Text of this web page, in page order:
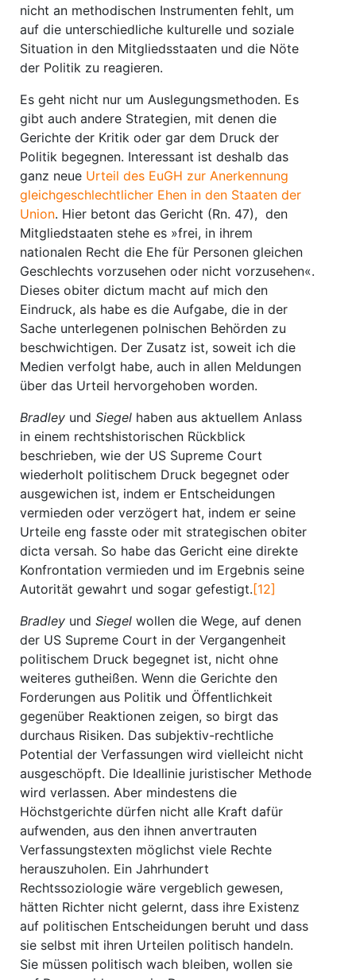
nicht an methodischen Instrumenten fehlt, um
auf die unterschiedliche kulturelle und soziale
Situation in den Mitgliedsstaaten und die Nöte
der Politik zu reagieren.
Es geht nicht nur um Auslegungsmethoden. Es
gibt auch andere Strategien, mit denen die
Gerichte der Kritik oder gar dem Druck der
Politik begegnen. Interessant ist deshalb das
ganz neue Urteil des EuGH zur Anerkennung
gleichgeschlechtlicher Ehen in den Staaten der
Union. Hier betont das Gericht (Rn. 47), den
Mitgliedstaaten stehe es »frei, in ihrem
nationalen Recht die Ehe für Personen gleichen
Geschlechts vorzusehen oder nicht vorzusehen«.
Dieses obiter dictum macht auf mich den
Eindruck, als habe es die Aufgabe, die in der
Sache unterlegenen polnischen Behörden zu
beschwichtigen. Der Zusatz ist, soweit ich die
Medien verfolgt habe, auch in allen Meldungen
über das Urteil hervorgehoben worden.
Bradley und Siegel haben aus aktuellem Anlass
in einem rechtshistorischen Rückblick
beschrieben, wie der US Supreme Court
wiederholt politischem Druck begegnet oder
ausgewichen ist, indem er Entscheidungen
vermieden oder verzögert hat, indem er seine
Urteile eng fasste oder mit strategischen obiter
dicta versah. So habe das Gericht eine direkte
Konfrontation vermieden und im Ergebnis seine
Autorität gewahrt und sogar gefestigt. [12]
Bradley und Siegel wollen die Wege, auf denen
der US Supreme Court in der Vergangenheit
politischem Druck begegnet ist, nicht ohne
weiteres gutheißen. Wenn die Gerichte den
Forderungen aus Politik und Öffentlichkeit
gegenüber Reaktionen zeigen, so birgt das
durchaus Risiken. Das subjektiv-rechtliche
Potential der Verfassungen wird vielleicht nicht
ausgeschöpft. Die Ideallinie juristischer Methode
wird verlassen. Aber mindestens die
Höchstgerichte dürfen nicht alle Kraft dafür
aufwenden, aus den ihnen anvertrauten
Verfassungstexten möglichst viele Rechte
herauszuholen. Ein Jahrhundert
Rechtssoziologie wäre vergeblich gewesen,
hätten Richter nicht gelernt, dass ihre Existenz
auf politischen Entscheidungen beruht und dass
sie selbst mit ihren Urteilen politisch handeln.
Sie müssen politisch wach bleiben, wollen sie